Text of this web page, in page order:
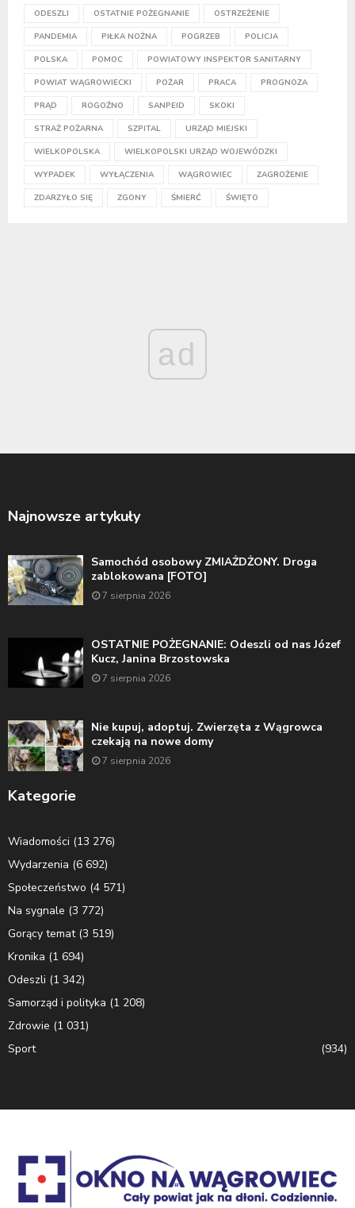
ODESZLI OSTATNIE POŻEGNANIE OSTRZEŻENIE
PANDEMIA PIŁKA NOŻNA POGRZEB POLICJA
POLSKA POMOC POWIATOWY INSPEKTOR SANITARNY
POWIAT WĄGROWIECKI POŻAR PRACA PROGNOZA
PRĄD ROGOŹNO SANPEID SKOKI
STRAŻ POŻARNA SZPITAL URZĄD MIEJSKI
WIELKOPOLSKA WIELKOPOLSKI URZĄD WOJEWÓDZKI
WYPADEK WYŁĄCZENIA WĄGROWIEC ZAGROŻENIE
ZDARZYŁO SIĘ ZGONY ŚMIERĆ ŚWIĘTO
ad
Najnowsze artykuły
Samochód osobowy ZMIAŻDŻONY. Droga
zablokowana [FOTO]
7 sierpnia 2026
OSTATNIE POŻEGNANIE: Odeszli od nas Józef
Kucz, Janina Brzostowska
7 sierpnia 2026
Nie kupuj, adoptuj. Zwierzęta z Wągrowca
czekają na nowe domy
7 sierpnia 2026
Kategorie
Wiadomości (13 276)
Wydarzenia (6 692)
Społeczeństwo (4 571)
Na sygnale (3 772)
Gorący temat(3 519)
Kronika (1 694)
Odeszli (1 342)
Samorząd i polityka (1 208)
Zdrowie (1 031)
Sport
(934)